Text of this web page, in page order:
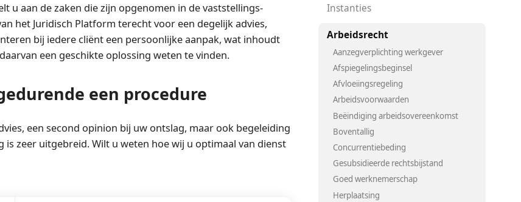
u aan de zaken die zijn opgenomen in de vaststellings­
het Juridisch Platform terecht voor een degelijk advies,
bij iedere cliënt een persoonlijke aanpak, wat inhoudt
een geschikte oplossing weten te vinden.
een procedure
een second opinion bij uw ontslag, maar ook begeleiding
zeer uitgebreid. Wilt u weten hoe wij u optimaal van dienst
Instanties
Arbeidsrecht
Aanzegverplichting werkgever
Afspiegelingsbeginsel
Afvloeiingsregeling
Arbeidsvoorwaarden
Beëindiging arbeidsovereenkomst
Boventallig
Concurrentiebeding
Gesubsidieerde rechtsbijstand
Goed werknemerschap
Herplaatsing